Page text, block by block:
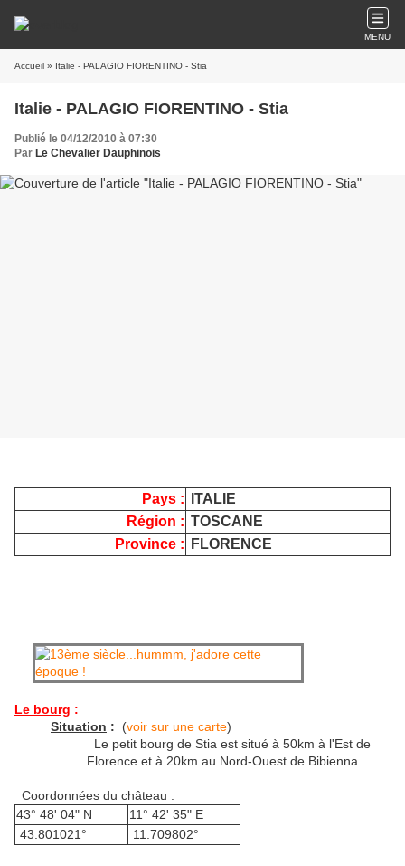
MENU
Accueil » Italie - PALAGIO FIORENTINO - Stia
Italie - PALAGIO FIORENTINO - Stia
Publié le 04/12/2010 à 07:30
Par Le Chevalier Dauphinois
Pays :
ITALIE
Région : TOSCANE
Province :
FLORENCE
Le bourg :
Situation : (voir sur une carte)
Le petit bourg de Stia est situé à 50km à l'Est de
Florence et à 20km au Nord-Ouest de Bibienna.
Coordonnées du château :
43° 48' 04" N
11° 42' 35" E
43.801021°
11.709802°